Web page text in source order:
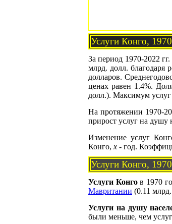
Услуги Конго,
За период 1970-2022
млрд. долл. благодаря
долларов.
ценах равен 1.4%.
долл.). Максимум
На протяжении 1970-
прирост услуг на душу
Изменение услуг
Конго, x - год.
Услуги Конго, 1970
Услуги Конгов 1970
Мавритании (0.11
Услуги на душу
были меньше, чем